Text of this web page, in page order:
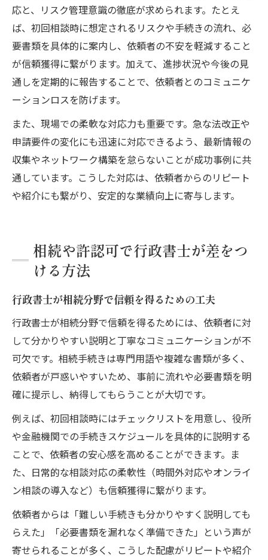
応と、リスク管理意識の徹底が求められます。たとえ
ば、初回相談時に想定されるリスクや手続きの流れ、必
要書類を具体的に案内し、依頼者の不安を軽減すること
が信頼獲得に繋がります。加えて、進捗状況や今後の見
通しを定期的に報告することで、依頼者とのコミュニケ
ーションロスを防げます。
また、現場での柔軟な対応力も重要です。急な法改正や
申請要件の変化にも迅速に対応できるよう、最新情報の
収集やネットワーク構築を怠らないことが成功事例に共
通しています。こうした対応は、依頼者からのリピート
や紹介にも繋がり、安定的な業績向上に寄与します。
相続や許認可で行政書士が差をつ
ける方法
行政書士が相続分野で信頼を得るための工夫
行政書士が相続分野で信頼を得るためには、依頼者に対
して分かりやすい説明と丁寧なコミュニケーションが不
可欠です。相続手続きは専門用語や複雑な書類が多く、
依頼者が戸惑いやすいため、事前に流れや必要書類を明
確に提示し、納得してもらうことが大切です。
例えば、初回相談時にはチェックリストを用意し、役所
や金融機関での手続きスケジュールを具体的に説明する
ことで、依頼者の安心感を高めることができます。ま
た、日常的な相談対応の柔軟性（時間外対応やオンライ
ン相談の導入など）も信頼獲得に繋がります。
依頼者からは「難しい手続きも分かりやすく説明しても
らえた」「必要書類を漏れなく準備できた」という声が
寄せられることが多く、こうした配慮がリピートや紹介